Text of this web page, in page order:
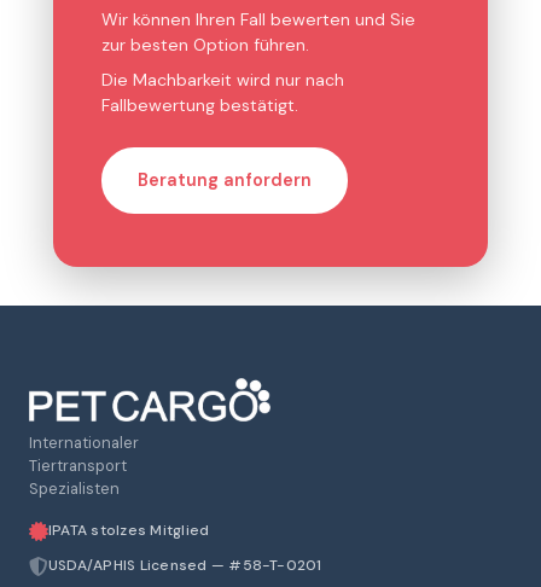
Wir können Ihren Fall bewerten und Sie
zur besten Option führen.
Die Machbarkeit wird nur nach
Fallbewertung bestätigt.
Beratung anfordern
Internationaler
Tiertransport
Spezialisten
IPATA stolzes Mitglied
USDA/APHIS Licensed — #58-T-0201